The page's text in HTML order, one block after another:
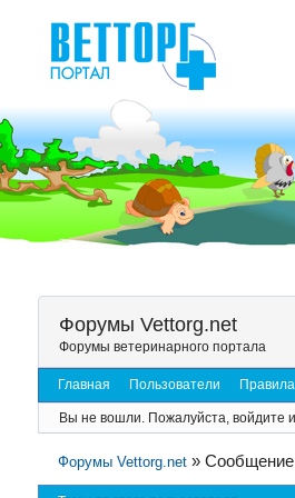
Форумы Vettorg.net
Форумы ветеринарного портала
Главная Пользователи Правила
Вы не вошли. Пожалуйста, войдите
Форумы Vettorg.net »Сообщение